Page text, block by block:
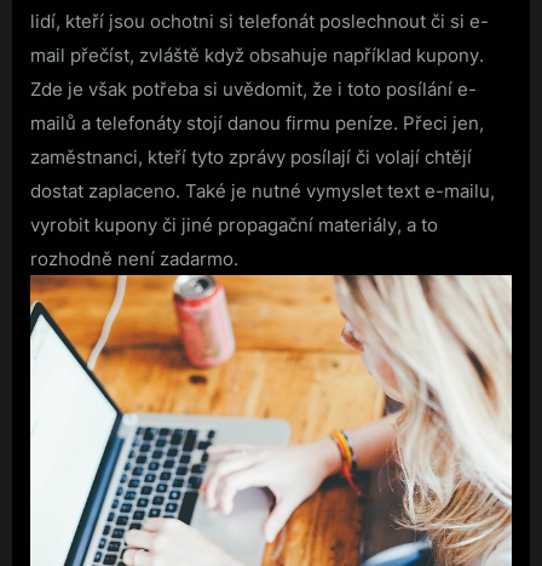
lidí, kteří jsou ochotni si telefonát poslechnout či si e-
mail přečíst, zvláště když obsahuje například kupony.
Zde je však potřeba si uvědomit, že i toto posílání e-
mailů a telefonáty stojí danou firmu peníze. Přeci jen,
zaměstnanci, kteří tyto zprávy posílají či volají chtějí
dostat zaplaceno. Také je nutné vymyslet text e-mailu,
vyrobit kupony či jiné propagační materiály, a to
rozhodně není zadarmo.